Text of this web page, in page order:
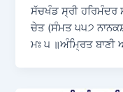
ਸੱਚਖੰਡ ਸ੍ਰੀ ਹਰਿਮੰਦਰ
ਚੇਤ (ਸੰਮਤ ੫੫੭
ਮਃ ੫ ॥ਅੰਮ੍ਰਿਤ ਬਾਣੀ